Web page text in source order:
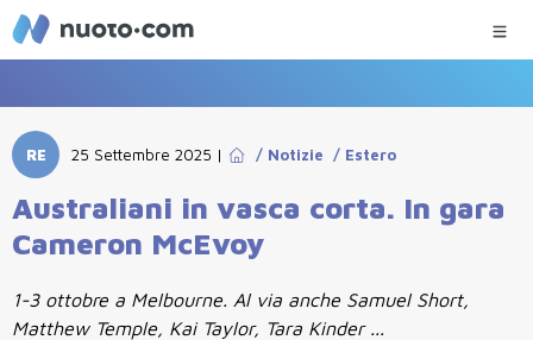
RE 25 Settembre 2025 | / Notizie / Estero
Australiani in vasca corta. In gara
Cameron McEvoy
1-3 ottobre a Melbourne. Al via anche Samuel Short,
Matthew Temple, Kai Taylor, Tara Kinder ...